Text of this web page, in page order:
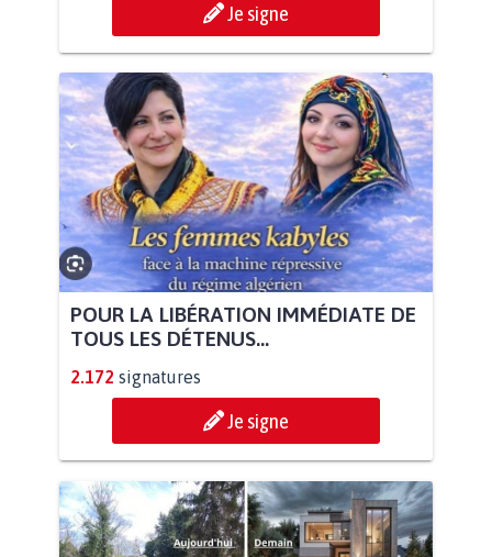
Je signe
POUR LA LIBÉRATION IMMÉDIATE DE
TOUS LES DÉTENUS...
2.172 signatures
Je signe